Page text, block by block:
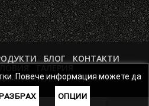
БЛОГ
КОНТАКТИ
НА ЛИЧНИТЕ ДАННИ
Повече информация можете да
ОПЦИИ